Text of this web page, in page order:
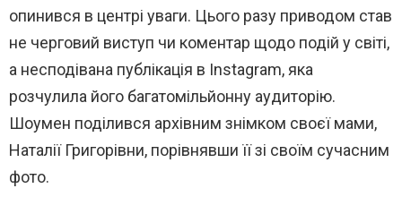
опинився в центрі уваги. Цього разу приводом став
не черговий виступ чи коментар щодо подій у світі,
а несподівана публікація в Instagram, яка
розчулила його багатомільйонну аудиторію.
Шоумен поділився архівним знімком своєї мами,
Наталії Григорівни, порівнявши її зі своїм сучасним
фото.